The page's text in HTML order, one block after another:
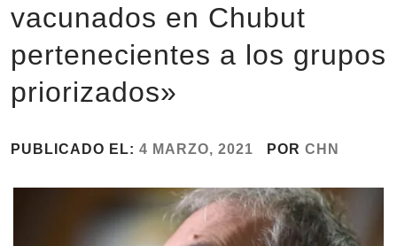
vacunados en Chubut
pertenecientes a los grupos
priorizados»
PUBLICADO EL: 4 MARZO, 2021 POR CHN